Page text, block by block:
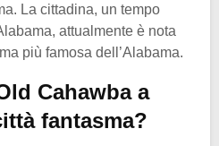
La cittadina, un tempo
attualmente è nota
più famosa dell’Alabama.
Cahawba a
fantasma?